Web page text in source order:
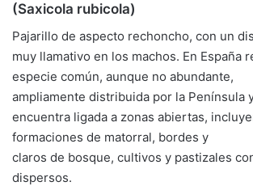
(Saxicola rubicola)
Pajarillo de aspecto rechoncho, con un
muy llamativo en los machos. En España
especie común, aunque no abundante,
ampliamente distribuida por la Península
encuentra ligada a zonas abiertas,
formaciones de matorral, bordes y
claros de bosque, cultivos y pastizales
dispersos.